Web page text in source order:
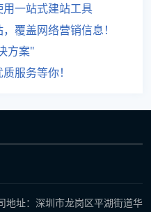
一站式建站工具
覆盖网络营销信息！
方案"
服务等你！
址：深圳市龙岗区平湖街道华